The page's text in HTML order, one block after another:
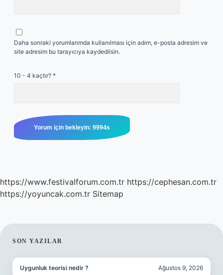
Daha sonraki yorumlarımda kullanılması için adım, e-posta adresim ve
site adresim bu tarayıcıya kaydedilsin.
10 - 4 kaçtır? *
https://www.festivalforum.com.tr https://cephesan.com.tr
https://yoyuncak.com.tr Sitemap
SIDEBAR
SON YAZILAR
Uygunluk teorisi nedir ? Ağustos 9, 2026